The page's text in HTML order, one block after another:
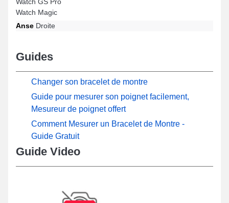
Watch Magic
Anse Droite
Guides
Changer son bracelet de montre
Guide pour mesurer son poignet facilement,
Mesureur de poignet offert
Comment Mesurer un Bracelet de Montre -
Guide Gratuit
Guide Video